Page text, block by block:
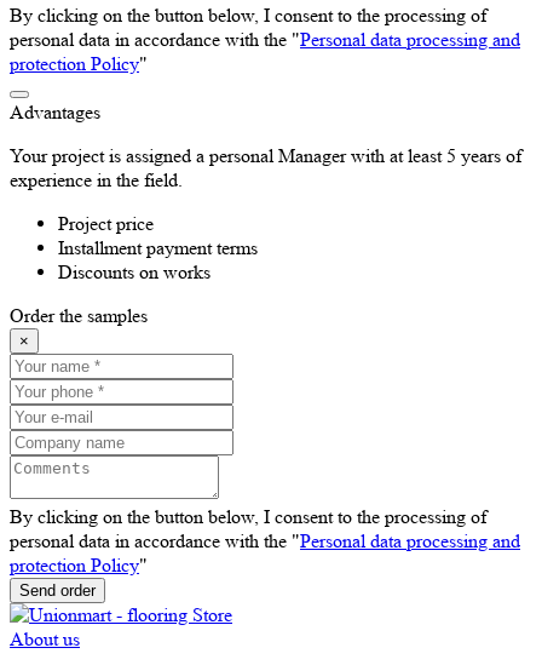
By clicking on the button below, I consent to the processing of
personal data in accordance with the "Personal data processing and
protection Policy"
Advantages
Your project is assigned a personal Manager with at least 5 years of
experience in the field.
Project price
Installment payment terms
Discounts on works
Order the samples
×
By clicking on the button below, I consent to the processing of
personal data in accordance with the "Personal data processing and
protection Policy"
Send order
About us